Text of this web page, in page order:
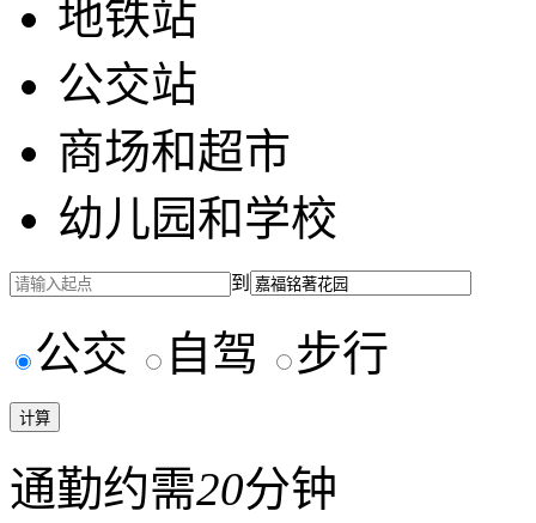
地铁站
公交站
商场和超市
幼儿园和学校
到
公交 自驾 步行
通勤约需20分钟